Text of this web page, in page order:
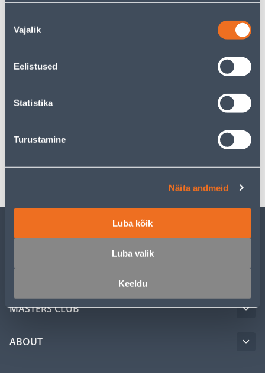
valik
Vajalik
Eelistused
Statistika
Turustamine
Näita andmeid
Luba kõik
Luba valik
Keeldu
Courier service to home from 4,19 € from 2-5 tööpäeva
Description
Specification
Transport
CUSTOMER SERVICE
MASTERS CLUB
ABOUT